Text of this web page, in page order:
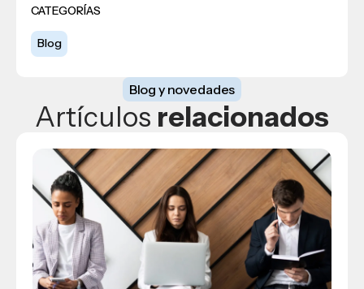
CATEGORÍAS
Blog
Blog y novedades
Artículos relacionados